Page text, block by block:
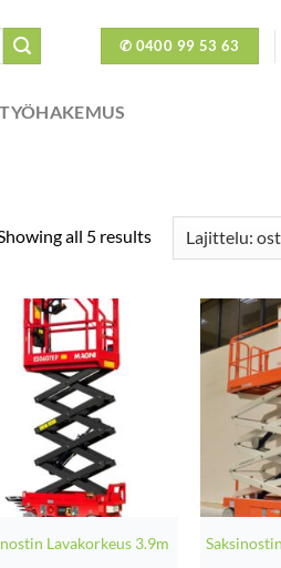
✆ 0400 99 53 63
all 5 results
Lavakorkeus 3.9m